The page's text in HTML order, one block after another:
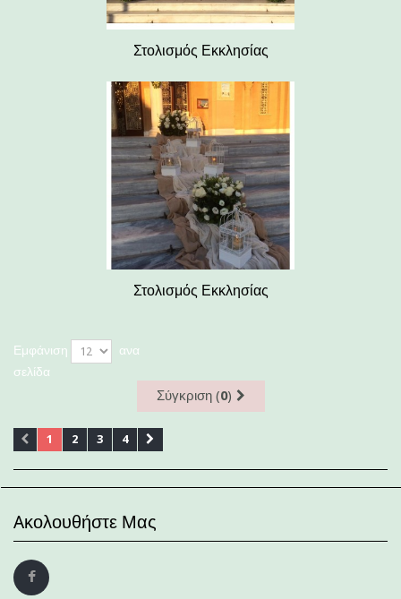
Στολισμός Εκκλησίας
Στολισμός Εκκλησίας
Εμφάνιση
ανα
σελίδα
Σύγκριση (0)
1 2 3 4
Aκολουθήστε Μας